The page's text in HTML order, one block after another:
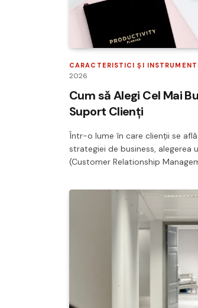
CARACTERISTICI ȘI
2026
Cum să Alegi Cel Mai
Suport Clienți
Într-o lume în care clienții se
strategiei de business, alegerea
(Customer Relationship